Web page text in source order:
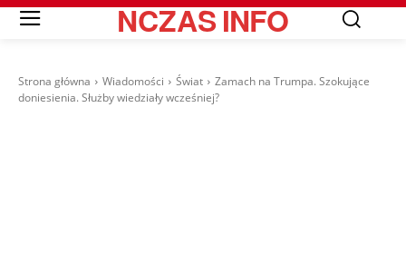
NCZASINFO
Strona główna Wiadomości Świat
Zamach na Trumpa. Szokujące
doniesienia. Służby wiedziały wcześniej?